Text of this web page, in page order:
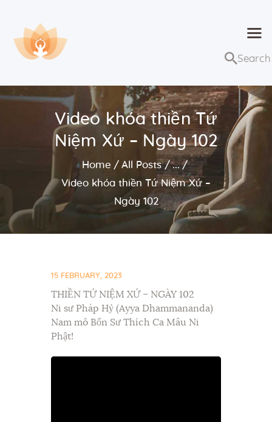
Video khóa thiền Tứ
Niệm Xứ – Ngày 102
Home All Posts
...
Video khóa thiền Tứ Niệm Xứ –
Ngày 102
Trang chủ
Bài giảng
Lớp học và sự kiện
Về Dhammaduta
15 FEBRUARY, 2023
THIỀN TỨ NIỆM XỨ – NGÀY 102
Ni sư Pháp Hỷ (Ayya Dhammananda)
Nam mô Bổn Sư Thích Ca Mâu Ni
Phật!